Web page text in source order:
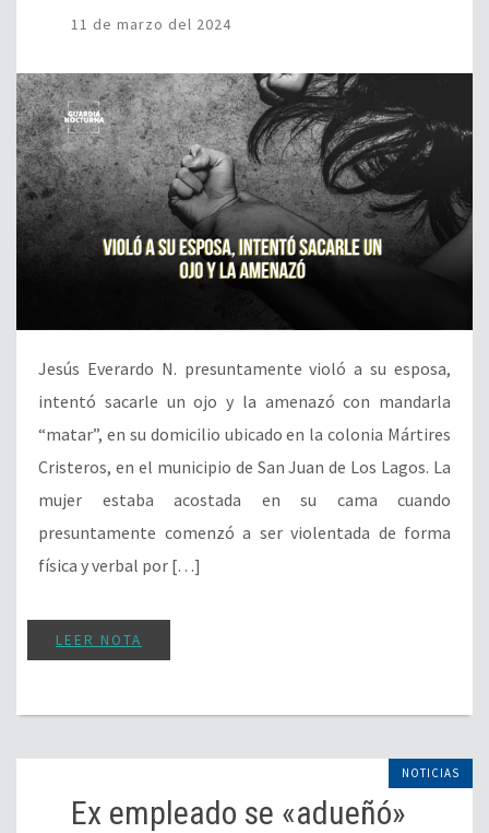
11 de marzo del 2024
Jesús Everardo N. presuntamente violó a su esposa,
intentó sacarle un ojo y la amenazó con mandarla
“matar”, en su domicilio ubicado en la colonia Mártires
Cristeros, en el municipio de San Juan de Los Lagos. La
mujer estaba acostada en su cama cuando
presuntamente comenzó a ser violentada de forma
física y verbal por […]
LEER NOTA
NOTICIAS
Ex empleado se «adueñó»